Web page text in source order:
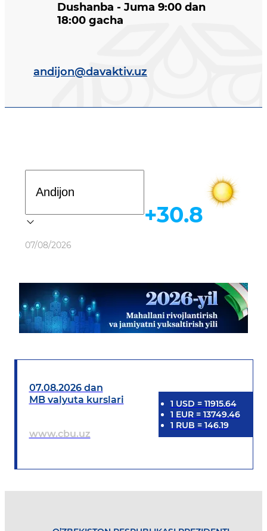
Dushanba - Juma 9:00 dan
18:00 gacha
andijon@davaktiv.uz
Ob-havo
07/08/2026
+30.8
07.08.2026 dan
MB valyuta kurslari
www.cbu.uz
1 USD = 11915.64
1 EUR= 13749.46
1 RUB = 146.19